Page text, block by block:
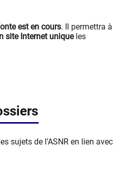
est en cours. Il permettra à
site Internet uniqueles
sujets de l'ASNR en lien avec